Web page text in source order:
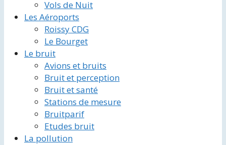
Vols de Nuit
Les Aéroports
Roissy CDG
Le Bourget
Le bruit
Avions et bruits
Bruit et perception
Bruit et santé
Stations de mesure
Bruitparif
Etudes bruit
La pollution